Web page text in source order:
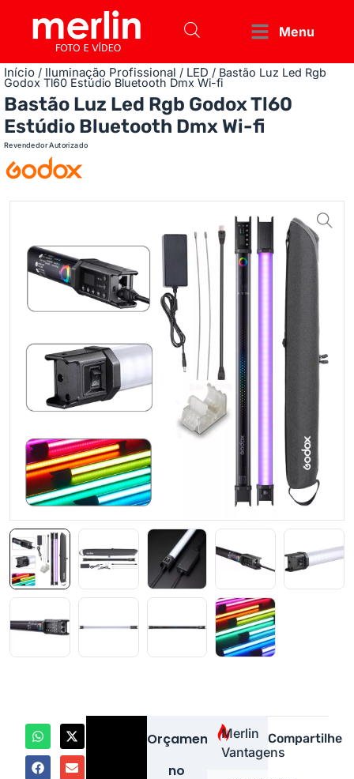
Menu
Início / Iluminação Profissional / LED / Bastão Luz Led Rgb
Godox Tl60 Estúdio Bluetooth Dmx Wi-fi
Bastão Luz Led Rgb Godox Tl60
Estúdio Bluetooth Dmx Wi-fi
Revendedor Autorizado
Orçamento
no
Compartilhe
Merlin
Vantagens